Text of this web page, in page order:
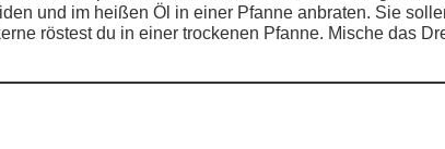
und im heißen Öl in einer Pfanne anbraten. Sie
röstest du in einer trockenen Pfanne. Mische das